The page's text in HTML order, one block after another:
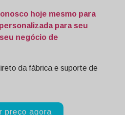
hoje mesmo para
para seu
negócio de
da fábrica e suporte de
preço agora